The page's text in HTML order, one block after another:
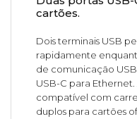
cartões.
Dois terminais USB
rapidamente
de comunicação
USB-C para
compatível com
duplos para cartões